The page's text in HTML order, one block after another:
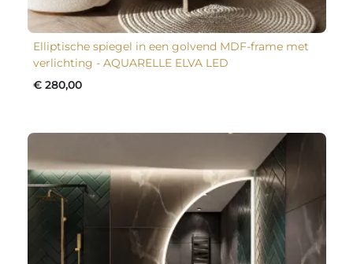
Elliptische spiegel in een golvend MDF-frame met
verlichting - AQUARELLE ELVA LED
€ 280,00